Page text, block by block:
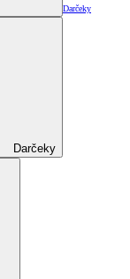
Darčeky
Darčeky